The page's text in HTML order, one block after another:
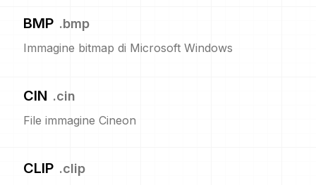
BMP .bmp
Immagine bitmap di Microsoft Windows
CIN .cin
File immagine Cineon
CLIP .clip